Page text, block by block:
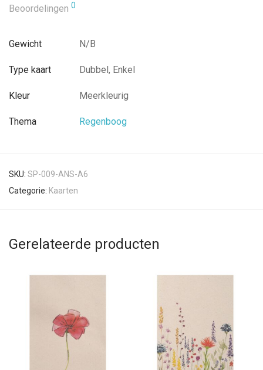
Beoordelingen 0
Gewicht N/B
Type kaart Dubbel, Enkel
Kleur Meerkleurig
Thema Regenboog
SKU: SP-009-ANS-A6
Categorie: Kaarten
Gerelateerde producten